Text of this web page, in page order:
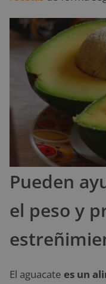
Pueden
el peso y
El aguacate es un